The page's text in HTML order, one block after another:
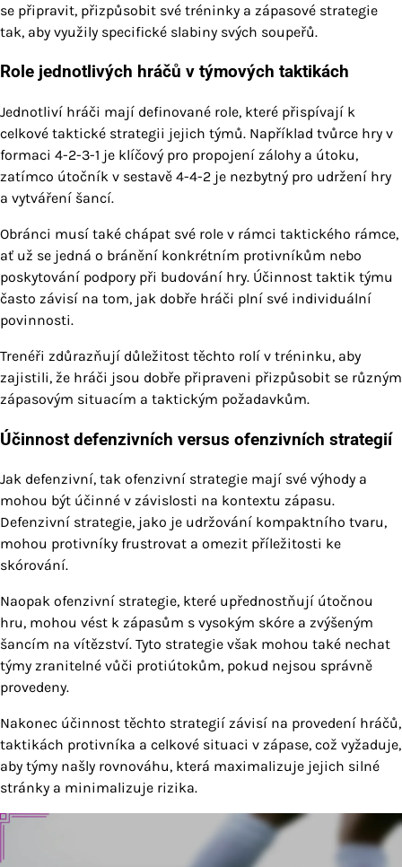
se připravit, přizpůsobit své tréninky a zápasové strategie
tak, aby využily specifické slabiny svých soupeřů.
Role jednotlivých hráčů v týmových taktikách
Jednotliví hráči mají definované role, které přispívají k
celkové taktické strategii jejich týmů. Například tvůrce hry v
formaci 4-2-3-1 je klíčový pro propojení zálohy a útoku,
zatímco útočník v sestavě 4-4-2 je nezbytný pro udržení hry
a vytváření šancí.
Obránci musí také chápat své role v rámci taktického rámce,
ať už se jedná o bránění konkrétním protivníkům nebo
poskytování podpory při budování hry. Účinnost taktik týmu
často závisí na tom, jak dobře hráči plní své individuální
povinnosti.
Trenéři zdůrazňují důležitost těchto rolí v tréninku, aby
zajistili, že hráči jsou dobře připraveni přizpůsobit se různým
zápasovým situacím a taktickým požadavkům.
Účinnost defenzivních versus ofenzivních strategií
Jak defenzivní, tak ofenzivní strategie mají své výhody a
mohou být účinné v závislosti na kontextu zápasu.
Defenzivní strategie, jako je udržování kompaktního tvaru,
mohou protivníky frustrovat a omezit příležitosti ke
skórování.
Naopak ofenzivní strategie, které upřednostňují útočnou
hru, mohou vést k zápasům s vysokým skóre a zvýšeným
šancím na vítězství. Tyto strategie však mohou také nechat
týmy zranitelné vůči protiútokům, pokud nejsou správně
provedeny.
Nakonec účinnost těchto strategií závisí na provedení hráčů,
taktikách protivníka a celkové situaci v zápase, což vyžaduje,
aby týmy našly rovnováhu, která maximalizuje jejich silné
stránky a minimalizuje rizika.